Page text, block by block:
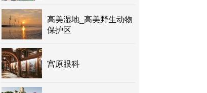
高美湿地_高美野生动物
保护区
宫原眼科